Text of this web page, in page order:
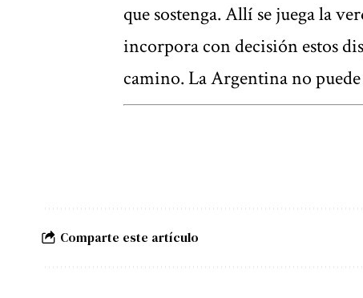
que sostenga. Allí se juega la
incorpora con decisión estos
camino. La Argentina no puede
Comparte este artículo